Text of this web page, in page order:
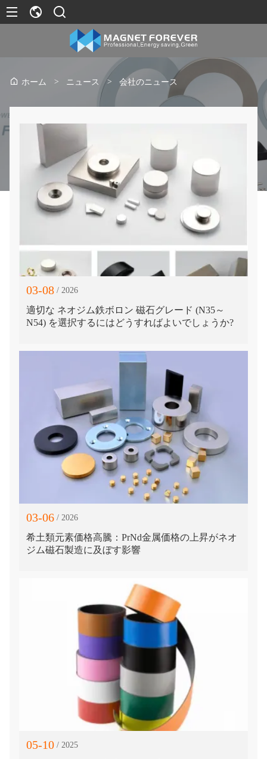
ホーム > ニュース > 会社のニュース
03-08 / 2026
適切な ネオジム鉄ボロン 磁石グレード (N35～
N54) を選択するにはどうすればよいでしょうか?
03-06 / 2026
希土類元素価格高騰：PrNd金属価格の上昇がネオ
ジム磁石製造に及ぼす影響
05-10 / 2025